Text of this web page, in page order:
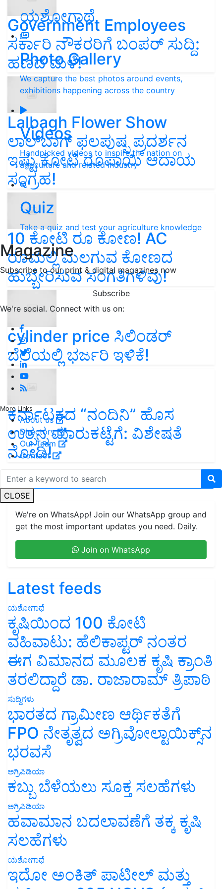
ಯಶೋಗಾಥೆ
Photo Gallery
We capture the best photos around events,
exhibitions happening across the country
Videos
Handpicked videos to inspire the nation on
agriculture and related industry
Quiz
Take a quiz and test your agriculture knowledge
Magazine
Subscribe to our print & digital magazines now
Subscribe
We're social. Connect with us on:
More Links
About us
Directory
Our Team
Contact
CLOSE
Government Employees
ಸರ್ಕಾರಿ ನೌಕರರಿಗೆ ಬಂಪರ್‌ ಸುದ್ದಿ:
ಹಣದ ಮಳೆ!
Lalbagh Flower Show
ಲಾಲ್‌ಬಾಗ್ ಫಲಪುಷ್ಪ ಪ್ರದರ್ಶನ
ಇಷ್ಟು ಕೋಟಿ ರೂಪಾಯಿ ಆದಾಯ
ಸಂಗ್ರಹ!
10 ಕೋಟಿ ರೂ ಕೋಣ! AC
ರೂಮಲ್ಲಿ ಮಲಗುವ ಕೋಣದ
ಹುಬ್ಬೇರಿಸುವ ಸಂಗತಿಗಳಿವು!
cylinder price ಸಿಲಿಂಡರ್‌
ಬೆಲೆಯಲ್ಲಿ ಭರ್ಜರಿ ಇಳಿಕೆ!
ಕರ್ನಾಟಕದ “ನಂದಿನಿ” ಹೊಸ
ಉತ್ಪನ್ನ ಮಾರುಕಟ್ಟೆಗೆ: ವಿಶೇಷತೆ
ನೋಡಿ!
View More
We're on WhatsApp! Join our WhatsApp group and
get the most important updates you need. Daily.
Join on WhatsApp
Latest feeds
ಯಶೋಗಾಥೆ
ಕೃಷಿಯಿಂದ 100 ಕೋಟಿ
ವಹಿವಾಟು: ಹೆಲಿಕಾಪ್ಟರ್ ನಂತರ
ಈಗ ವಿಮಾನದ ಮೂಲಕ ಕೃಷಿ ಕ್ರಾಂತಿ
ತರಲಿದ್ದಾರೆ ಡಾ. ರಾಜಾರಾಮ್ ತ್ರಿಪಾಠಿ
ಸುದ್ದಿಗಳು
ಭಾರತದ ಗ್ರಾಮೀಣ ಆರ್ಥಿಕತೆಗೆ
FPO ನೇತೃತ್ವದ ಅಗ್ರಿವೋಲ್ಟಾಯಿಕ್ಸ್‌ನ
ಭರವಸೆ
ಅಗ್ರಿಪಿಡಿಯಾ
ಕಬ್ಬು ಬೆಳೆಯಲು ಸೂಕ್ತ ಸಲಹೆಗಳು
ಅಗ್ರಿಪಿಡಿಯಾ
ಹವಾಮಾನ ಬದಲಾವಣೆಗೆ ತಕ್ಕ ಕೃಷಿ
ಸಲಹೆಗಳು
ಯಶೋಗಾಥೆ
ಇದೋ ಅಂಕಿತ್ ಪಾಟೀಲ್ ಮತ್ತು